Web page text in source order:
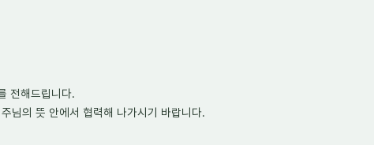
전해드립니다.
주님의 뜻 안에서 협력해 나가시기 바랍니다.